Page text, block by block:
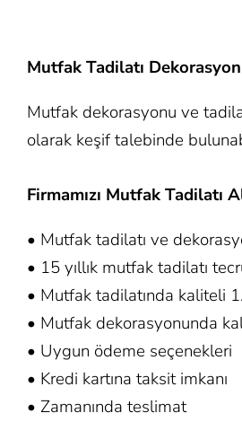
Mutfak Tadilatı
Mutfak dekorasyonu ve
olarak keşif talebinde
Firmamızı Mutfak Tadilatı
• Mutfak tadilatı ve
• 15 yıllık mutfak tadilatı
• Mutfak tadilatında kaliteli
• Mutfak dekorasyonunda
• Uygun ödeme seçenekleri
• Kredi kartına taksit imkanı
• Zamanında teslimat